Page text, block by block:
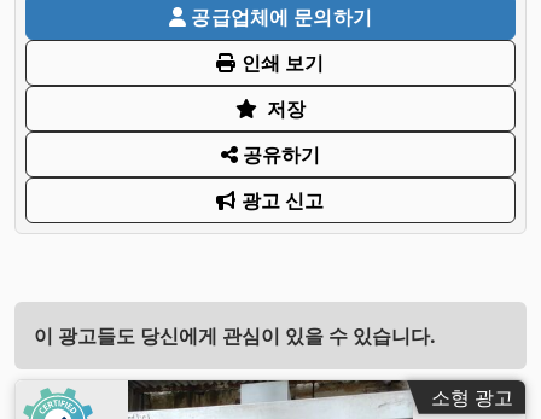
공급업체에 문의하기
인쇄 보기
저장
공유하기
광고 신고
이 광고들도 당신에게 관심이 있을 수 있습니다.
소형 광고